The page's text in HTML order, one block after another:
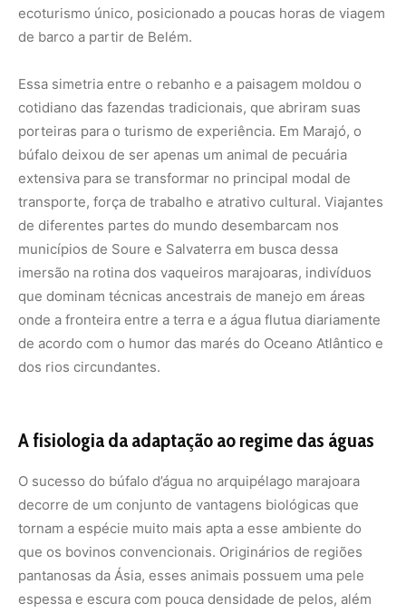
ecoturismo único, posicionado a poucas horas de viagem
de barco a partir de Belém.
Essa simetria entre o rebanho e a paisagem moldou o
cotidiano das fazendas tradicionais, que abriram suas
porteiras para o turismo de experiência. Em Marajó, o
búfalo deixou de ser apenas um animal de pecuária
extensiva para se transformar no principal modal de
transporte, força de trabalho e atrativo cultural. Viajantes
de diferentes partes do mundo desembarcam nos
municípios de Soure e Salvaterra em busca dessa
imersão na rotina dos vaqueiros marajoaras, indivíduos
que dominam técnicas ancestrais de manejo em áreas
onde a fronteira entre a terra e a água flutua diariamente
de acordo com o humor das marés do Oceano Atlântico e
dos rios circundantes.
A fisiologia da adaptação ao regime das águas
O sucesso do búfalo d’água no arquipélago marajoara
decorre de um conjunto de vantagens biológicas que
tornam a espécie muito mais apta a esse ambiente do
que os bovinos convencionais. Originários de regiões
pantanosas da Ásia, esses animais possuem uma pele
espessa e escura com pouca densidade de pelos, além